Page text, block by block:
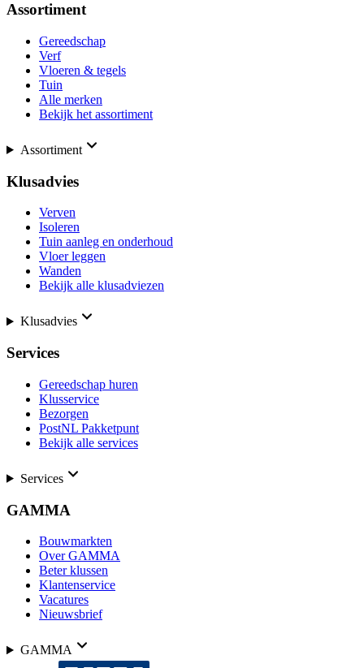
Assortiment
Gereedschap
Verf
Vloeren & tegels
Tuin
Alle merken
Bekijk het assortiment
Assortiment
Klusadvies
Verven
Isoleren
Tuin aanleg en onderhoud
Vloer leggen
Wanden
Bekijk alle klusadviezen
Klusadvies
Services
Gereedschap huren
Klusservice
Bezorgen
PostNL Pakketpunt
Bekijk alle services
Services
GAMMA
Bouwmarkten
Over GAMMA
Beter klussen
Klantenservice
Vacatures
Nieuwsbrief
GAMMA